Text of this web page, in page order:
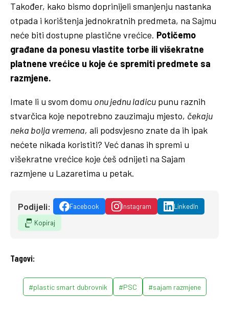
Također, kako bismo doprinijeli smanjenju nastanka
otpada i korištenja jednokratnih predmeta, na Sajmu
neće biti dostupne plastične vrećice. Potičemo
građane da ponesu vlastite torbe ili višekratne
platnene vrećice u koje će spremiti predmete sa
razmjene.
Imate li u svom domu onu jednu ladicu punu raznih
stvarčica koje nepotrebno zauzimaju mjesto, čekaju
neka bolja vremena, ali podsvjesno znate da ih ipak
nećete nikada koristiti? Već danas ih spremi u
višekratne vrećice koje ćeš odnijeti na Sajam
razmjene u Lazaretima u petak.
Podijeli: Facebook Instagram
LinkedIn
Kopiraj
Tagovi:
#plastic smart dubrovnik #PSC #sajam razmjene